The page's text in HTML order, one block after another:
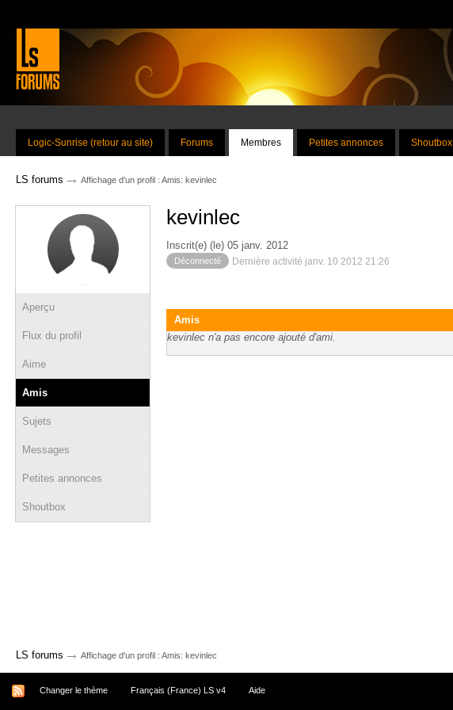
Logic-Sunrise (retour au site) Forums Membres Petites annonces Shoutbox
LS forums → Affichage d'un profil : Amis: kevinlec
Aperçu
Flux du profil
Aime
Amis
Sujets
Messages
Petites annonces
Shoutbox
kevinlec
Inscrit(e) (le) 05 janv. 2012
Déconnecté Dernière activité janv. 10 2012 21:26
Amis
kevinlec n'a pas encore ajouté d'ami.
LS forums → Affichage d'un profil : Amis: kevinlec
Changer le thème Français (France) LS v4 Aide